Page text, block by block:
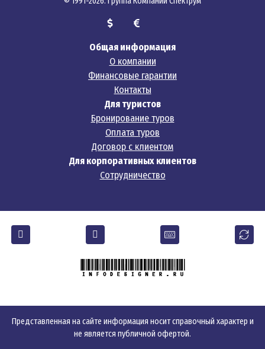
Общая информация
О компании
Финансовые гарантии
Контакты
Для туристов
Бронирование туров
Оплата туров
Договор с клиентом
Для корпоративных клиентов
Сотрудничество
Представленная на сайте информация носит справочный характер и
не является публичной офертой.